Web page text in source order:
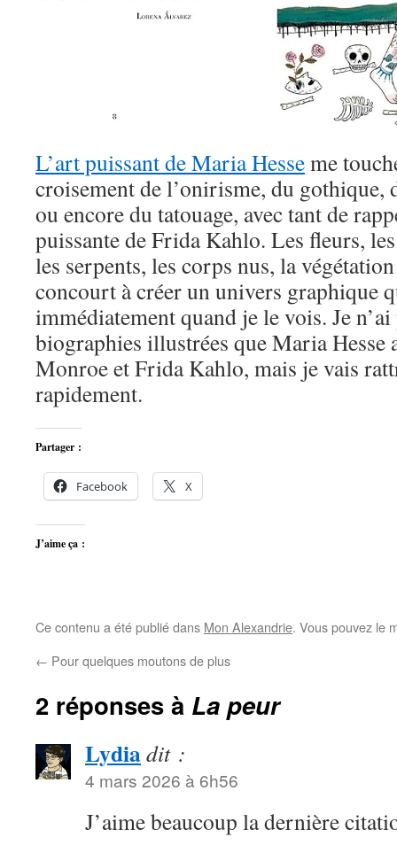
L’art puissant de Maria Hesseme
croisement de l’onirisme, du gothique,
ou encore du tatouage, avec tant de
puissante de Frida Kahlo. Les fleurs,
les serpents, les corps nus, la
concourt à créer un univers graphique
immédiatement quand je le vois. Je
biographies illustrées que Maria Hesse
Monroe et Frida Kahlo, mais je vais
rapidement.
Partager :
Facebook X
J’aime ça :
Ce contenu a été publié dans Mon Alexandrie. Vous pouvez le
← Pour quelques moutons de plus
2 réponses à La peur
Lydiadit :
4 mars 2026 à 6h56
J’aime beaucoup la dernière